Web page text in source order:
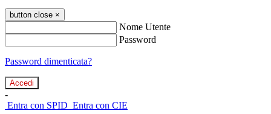
button close ×
Nome Utente
Password
Password dimenticata?
-
Entra con SPID Entra con CIE